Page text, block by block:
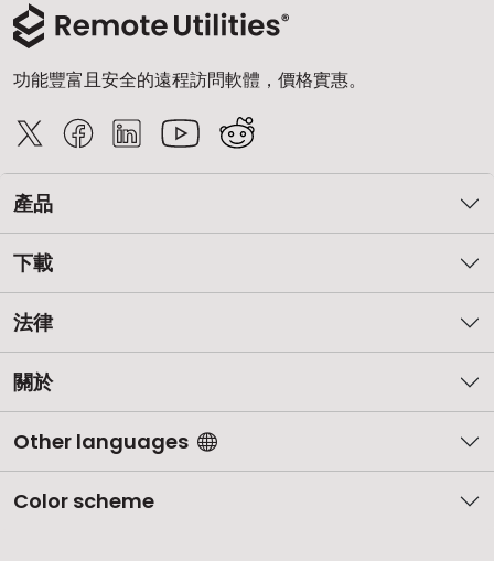
功能豐富且安全的遠程訪問軟體，價格實惠。
產品
下載
法律
關於
Other languages
Color scheme